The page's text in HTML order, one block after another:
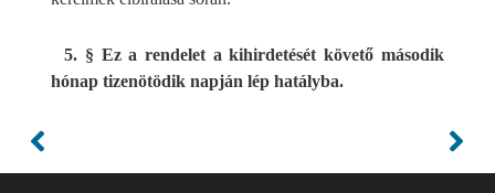
5. § Ez a rendelet a kihirdetését követő második
hónap tizenötödik napján lép hatályba.